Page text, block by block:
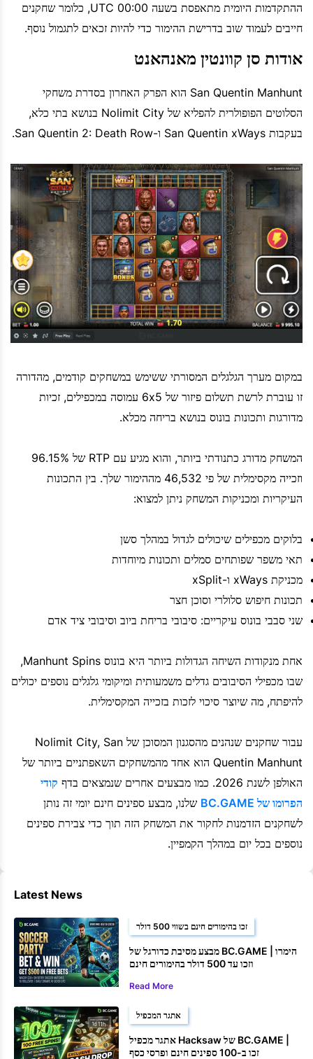
ההתקדמות היומית מתאפסת בשעה 00:00 UTC, כלומר שחקנים
חייבים לעמוד שוב בדרישת ההימור כדי להיות זכאים לתגמול נוסף.
אודות סן קוונטין מאנהאנט
San Quentin Manhunt הוא הפרק האחרון בסדרת משחקי
הסלוטים הפופולרית להפליא של Nolimit City בנושא בתי כלא,
בעקבות San Quentin xWays ו-San Quentin 2: Death Row.
במקום מערך הגלגלים המסורתי ששימש במשחקים קודמים, מהדורה
זו עוברת לרשת תשלום פיזור של 6x5 עמוסה במכפילים, זכיות
מדורגות ותכונות בונוס בנושא בריחה מכלא.
המשחק מדורג כתנודתי ביותר, והוא מגיע עם RTP של 96.15%
וזכייה מקסימלית של פי 46,532 מההימור שלך. בין התכונות
העיקריות ומכניקות המשחק ניתן למצוא:
בלוקים מכפילים שיכולים לגדול במהלך סשן
תאי משפר שפותחים סמלים ותכונות מיוחדות
מכניקת xWays ו-xSplit
תכונות חיפוש סלולרי וסוכן חצר
שני סבבי בונוס עיקריים: סיבובי בריחת ביוב וסיבובי ציד אדם
אחת מנקודות השיחה הגדולות ביותר היא בונוס Manhunt Spins,
שבו מכפילי הסיבובים גדלים משמעותית ומיקומי גלגלים נוספים יכולים
להיפתח, מה שיוצר סיכוי לזכות בזכייה המקסימלית.
עבור שחקנים שנהנים מהסגנון המסוכן של Nolimit City, San
Quentin Manhunt הוא אחד מהמשחקים השאפתניים ביותר של
האולפן לשנת 2026. כמו מבצעים אחרים שנמצאים בדף
קודי
הפרומו של BC.GAME
שלנו, מבצע ספינים חינם יומי זה נותן
לשחקנים הזדמנות לחקור את המשחק הזה תוך כדי צבירת ספינים
נוספים בכל יום במהלך הקמפיין.
Latest News
זכו בהימורים חינם בשווי 500 דולר
מבצע מסיבת כדורגל של BC.GAME | הימרו
וזכו עד 500 דולר בהימורים חינם
Read More
אתגר המכפיל
אתגר מכפיל Hacksaw של BC.GAME |
זכו ב-100 ספינים חינם ופרסי כסף